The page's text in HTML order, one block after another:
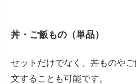
丼・ご飯もの（単品）
セットだけでなく、丼ものや
文することも可能です。